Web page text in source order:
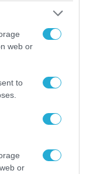
web or
to
or
του Αρκά για